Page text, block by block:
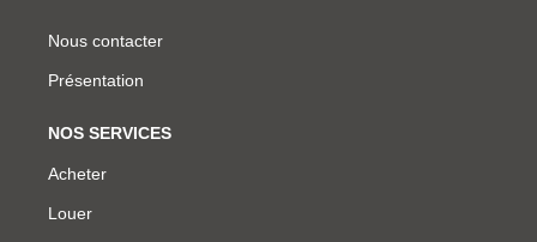
Nous contacter
Présentation
NOS SERVICES
Acheter
Louer